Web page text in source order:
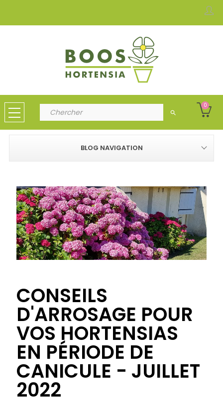
search
0
BLOG NAVIGATION
CONSEILS
D'ARROSAGE POUR
VOS HORTENSIAS
EN PÉRIODE DE
CANICULE - JUILLET
2022